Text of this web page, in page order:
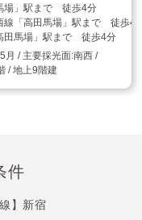
場」駅まで 徒歩4分
線「高田馬場」駅まで 徒歩4分
田馬場」駅まで 徒歩4分
月
南西
/ 地上9階建
件
】新宿